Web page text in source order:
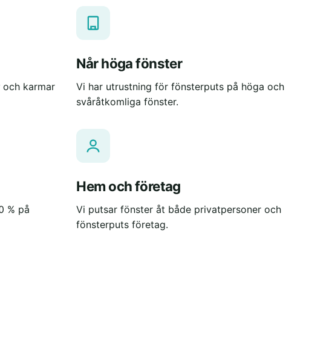
karmar
Når höga fönster
Vi har utrustning för fönsterputs på höga och
svåråtkomliga fönster.
% på
Hem och företag
Vi putsar fönster åt både privatpersoner och
fönsterputs företag.